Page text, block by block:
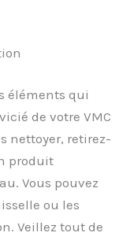
éléments qui
de votre VMC
nettoyer, retirez-
produit
Vous pouvez
ou les
Veillez tout de